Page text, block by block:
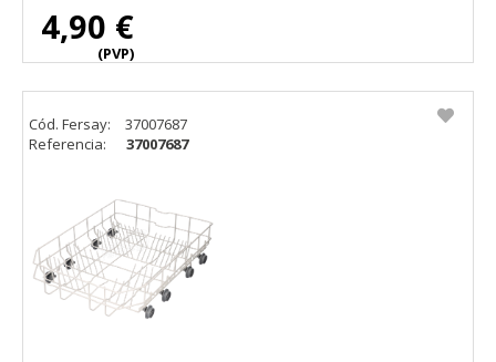
4,90 €
(PVP)
Cód. Fersay:
37007687
Referencia:
37007687